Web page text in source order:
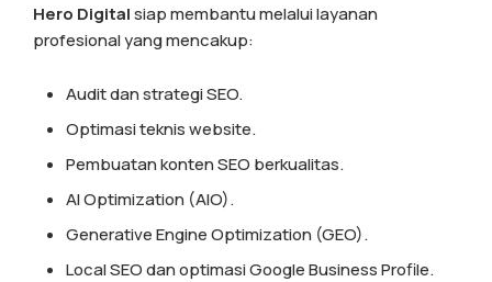
Hero Digitalsiap membantu melalui layanan
profesional yang mencakup:
Audit dan strategi SEO.
Optimasi teknis website.
Pembuatan konten SEO berkualitas.
AI Optimization (AIO).
Generative Engine Optimization (GEO).
Local SEO dan optimasi Google Business Profile.